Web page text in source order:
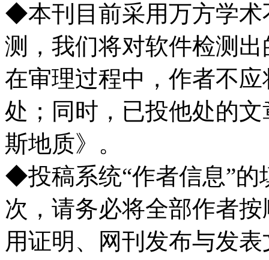
◆本刊目前采用万方学术
测，我们将对软件检测
在审理过程中，作者不
处；同时，已投他处的
斯地质》。
◆投稿系统“作者信息”的
次，请务必将全部作者
用证明、网刊发布与发